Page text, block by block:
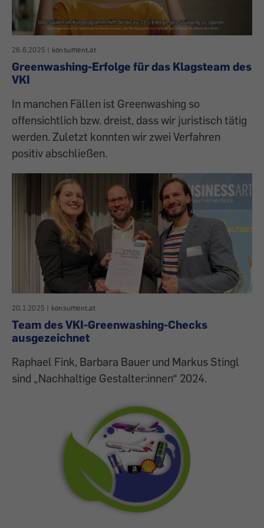
26.6.2025 | konsument.at
Greenwashing-Erfolge für das Klagsteam des
VKI
In manchen Fällen ist Greenwashing so
offensichtlich bzw. dreist, dass wir juristisch tätig
werden. Zuletzt konnten wir zwei Verfahren
positiv abschließen.
20.1.2025 | konsument.at
Team des VKI-Greenwashing-Checks
ausgezeichnet
Raphael Fink, Barbara Bauer und Markus Stingl
sind „Nachhaltige Gestalter:innen“ 2024.